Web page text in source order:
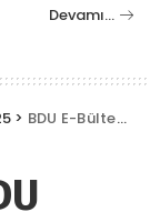
Devamı…
> BDU E-Bülten: “BDU News” / Sayı 19 (Türkçe ve İngilizce)